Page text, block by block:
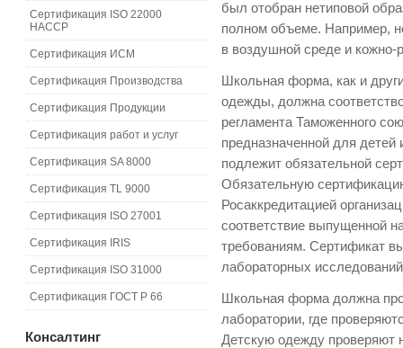
был отобран нетиповой
полном объеме. Например,
в воздушной среде и
Школьная форма, как и
одежды, должна
регламента Таможенного
предназначенной для
подлежит обязательной
Обязательную
Росаккредитацией
соответствие выпущенной
требованиям. Сертификат
лабораторных
Школьная форма должна
лаборатории, где
Детскую одежду проверяют
Сертификация ISO 22000
HACCP
Сертификация ИСМ
Сертификация Производства
Сертификация Продукции
Сертификация работ и услуг
Сертификация SA 8000
Сертификация TL 9000
Сертификация ISO 27001
Сертификация IRIS
Сертификация ISO 31000
Сертификация ГОСТ Р 66
Консалтинг